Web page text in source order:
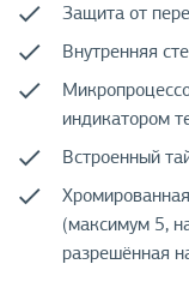
Защита от
Внутренняя
индикатором
Встроенный
(максимум 5,
разрешённая